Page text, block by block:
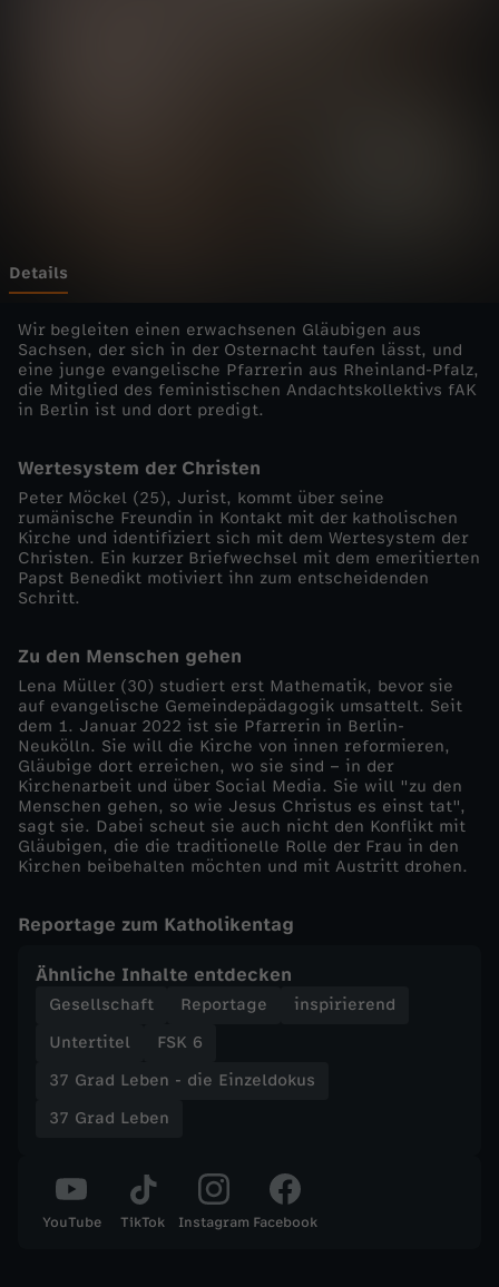
d
i
e
i
n
z
e
l
d
o
k
u
s
-
O
h
m
Details
Wir begleiten einen erwachsenen Gläubigen aus
Sachsen, der sich in der Osternacht taufen lässt, und
eine junge evangelische Pfarrerin aus Rheinland-Pfalz,
die Mitglied des feministischen Andachtskollektivs fAK
in Berlin ist und dort predigt.
Wertesystem der Christen
Peter Möckel (25), Jurist, kommt über seine
rumänische Freundin in Kontakt mit der katholischen
Kirche und identifiziert sich mit dem Wertesystem der
Christen. Ein kurzer Briefwechsel mit dem emeritierten
Papst Benedikt motiviert ihn zum entscheidenden
Schritt.
Zu den Menschen gehen
Lena Müller (30) studiert erst Mathematik, bevor sie
auf evangelische Gemeindepädagogik umsattelt. Seit
dem 1. Januar 2022 ist sie Pfarrerin in Berlin-
Neukölln. Sie will die Kirche von innen reformieren,
Gläubige dort erreichen, wo sie sind – in der
Kirchenarbeit und über Social Media. Sie will "zu den
Menschen gehen, so wie Jesus Christus es einst tat",
sagt sie. Dabei scheut sie auch nicht den Konflikt mit
Gläubigen, die die traditionelle Rolle der Frau in den
Kirchen beibehalten möchten und mit Austritt drohen.
Reportage zum Katholikentag
Ähnliche Inhalte entdecken
Gesellschaft Reportage
inspirierend
Untertitel
FSK 6
37 Grad Leben - die Einzeldokus
37 Grad Leben
YouTube TikTok Instagram Facebook